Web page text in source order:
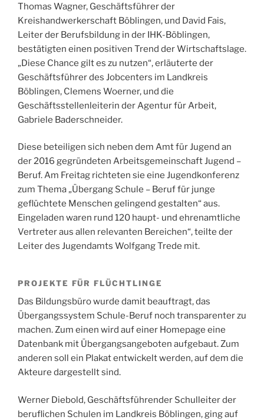
Thomas Wagner, Geschäftsführer der
Kreishandwerkerschaft Böblingen, und David Fais,
Leiter der Berufsbildung in der IHK-Böblingen,
bestätigten einen positiven Trend der Wirtschaftslage.
„Diese Chance gilt es zu nutzen“, erläuterte der
Geschäftsführer des Jobcenters im Landkreis
Böblingen, Clemens Woerner, und die
Geschäftsstellenleiterin der Agentur für Arbeit,
Gabriele Baderschneider.
Diese beteiligen sich neben dem Amt für Jugend an
der 2016 gegründeten Arbeitsgemeinschaft Jugend –
Beruf. Am Freitag richteten sie eine Jugendkonferenz
zum Thema „Übergang Schule – Beruf für junge
geflüchtete Menschen gelingend gestalten“ aus.
Eingeladen waren rund 120 haupt- und ehrenamtliche
Vertreter aus allen relevanten Bereichen“, teilte der
Leiter des Jugendamts Wolfgang Trede mit.
PROJEKTE FÜR FLÜCHTLINGE
Das Bildungsbüro wurde damit beauftragt, das
Übergangssystem Schule-Beruf noch transparenter zu
machen. Zum einen wird auf einer Homepage eine
Datenbank mit Übergangsangeboten aufgebaut. Zum
anderen soll ein Plakat entwickelt werden, auf dem die
Akteure dargestellt sind.
Werner Diebold, Geschäftsführender Schulleiter der
beruflichen Schulen im Landkreis Böblingen, ging auf